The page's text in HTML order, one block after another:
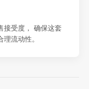
接受度， 确保这套
流动性。